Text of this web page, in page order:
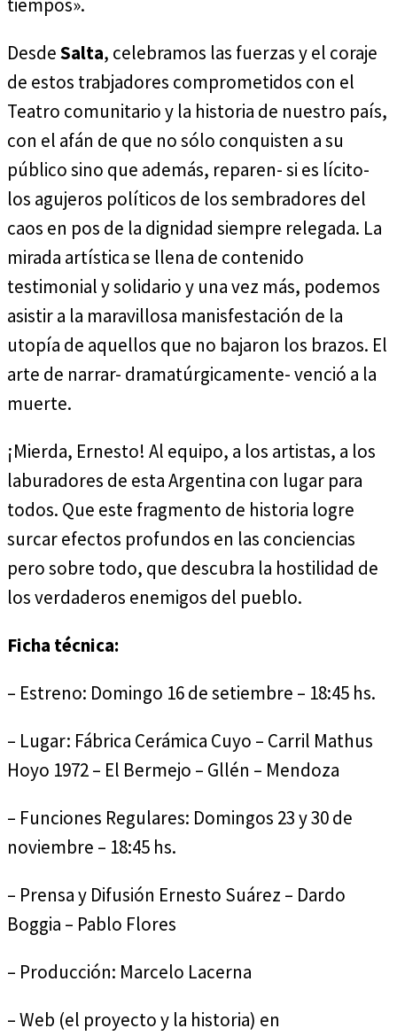
tiempos».
DesdeSalta, celebramos las fuerzas y el coraje
de estos trabjadores comprometidos con el
Teatro comunitario y la historia de nuestro país,
con el afán de que no sólo conquisten a su
público sino que además, reparen- si es lícito-
los agujeros políticos de los sembradores del
caos en pos de la dignidad siempre relegada. La
mirada artística se llena de contenido
testimonial y solidario y una vez más, podemos
asistir a la maravillosa manisfestación de la
utopía de aquellos que no bajaron los brazos. El
arte de narrar- dramatúrgicamente- venció a la
muerte.
¡Mierda, Ernesto! Al equipo, a los artistas, a los
laburadores de esta Argentina con lugar para
todos. Que este fragmento de historia logre
surcar efectos profundos en las conciencias
pero sobre todo, que descubra la hostilidad de
los verdaderos enemigos del pueblo.
Ficha técnica:
– Estreno: Domingo 16 de setiembre – 18:45 hs.
– Lugar: Fábrica Cerámica Cuyo – Carril Mathus
Hoyo 1972 – El Bermejo – Gllén – Mendoza
– Funciones Regulares: Domingos 23 y 30 de
noviembre – 18:45 hs.
– Prensa y Difusión Ernesto Suárez – Dardo
Boggia – Pablo Flores
– Producción: Marcelo Lacerna
– Web (el proyecto y la historia) en